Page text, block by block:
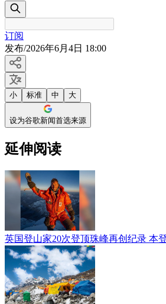
订阅
发布/2026年6月4日 18:00
小 标准 中 大
设为谷歌新闻首选来源
延伸阅读
英国登山家20次登顶珠峰再创纪录 本